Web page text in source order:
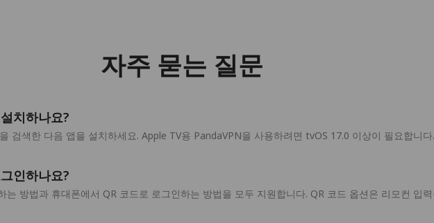
자주 묻는 질문
치하나요?
검색한 다음 앱을 설치하세요. Apple TV용 PandaVPN을 사용하려면 tvOS 17.0 이상이 필요합니다.
인하나요?
는 방법과 휴대폰에서 QR 코드로 로그인하는 방법을 모두 지원합니다. QR 코드 옵션은 리모컨 입